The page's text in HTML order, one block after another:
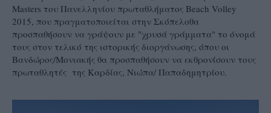
Masters του Πανελληνίου πρωταθλήματος Beach Volley
2015, που πραγματοποιείται στην Σκόπελοθα
προσπαθήσουν να γράψουν με "χρυσά γράμματα" το όνομά
τους στον τελικό της ιστορικής διοργάνωσης, όπου οι
Βανδώρος/Μονιακής θα προσπαθήσουν να εκθρονίσουν τους
πρωταθλητές της Καρδίας, Νιώπα/ Παπαδημητρίου.